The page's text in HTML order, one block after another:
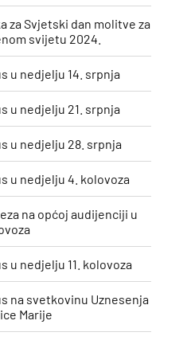
za Svjetski dan molitve za
svijetu 2024.
u nedjelju 14. srpnja
u nedjelju 21. srpnja
u nedjelju 28. srpnja
u nedjelju 4. kolovoza
na općoj audijenciji u
u nedjelju 11. kolovoza
na svetkovinu Uznesenja
Marije